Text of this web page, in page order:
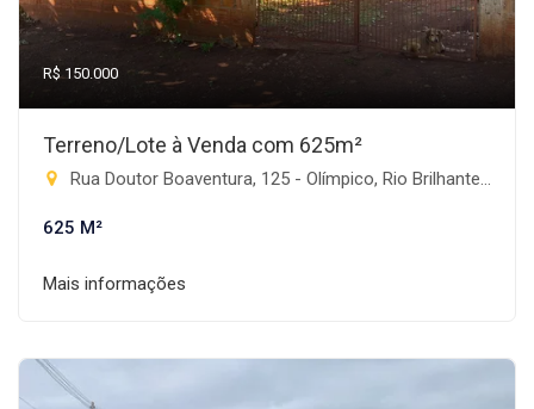
R$ 150.000
Terreno/Lote à Venda com 625m²
Rua Doutor Boaventura, 125 - Olímpico, Rio Brilhante-MS
625 M²
Mais informações